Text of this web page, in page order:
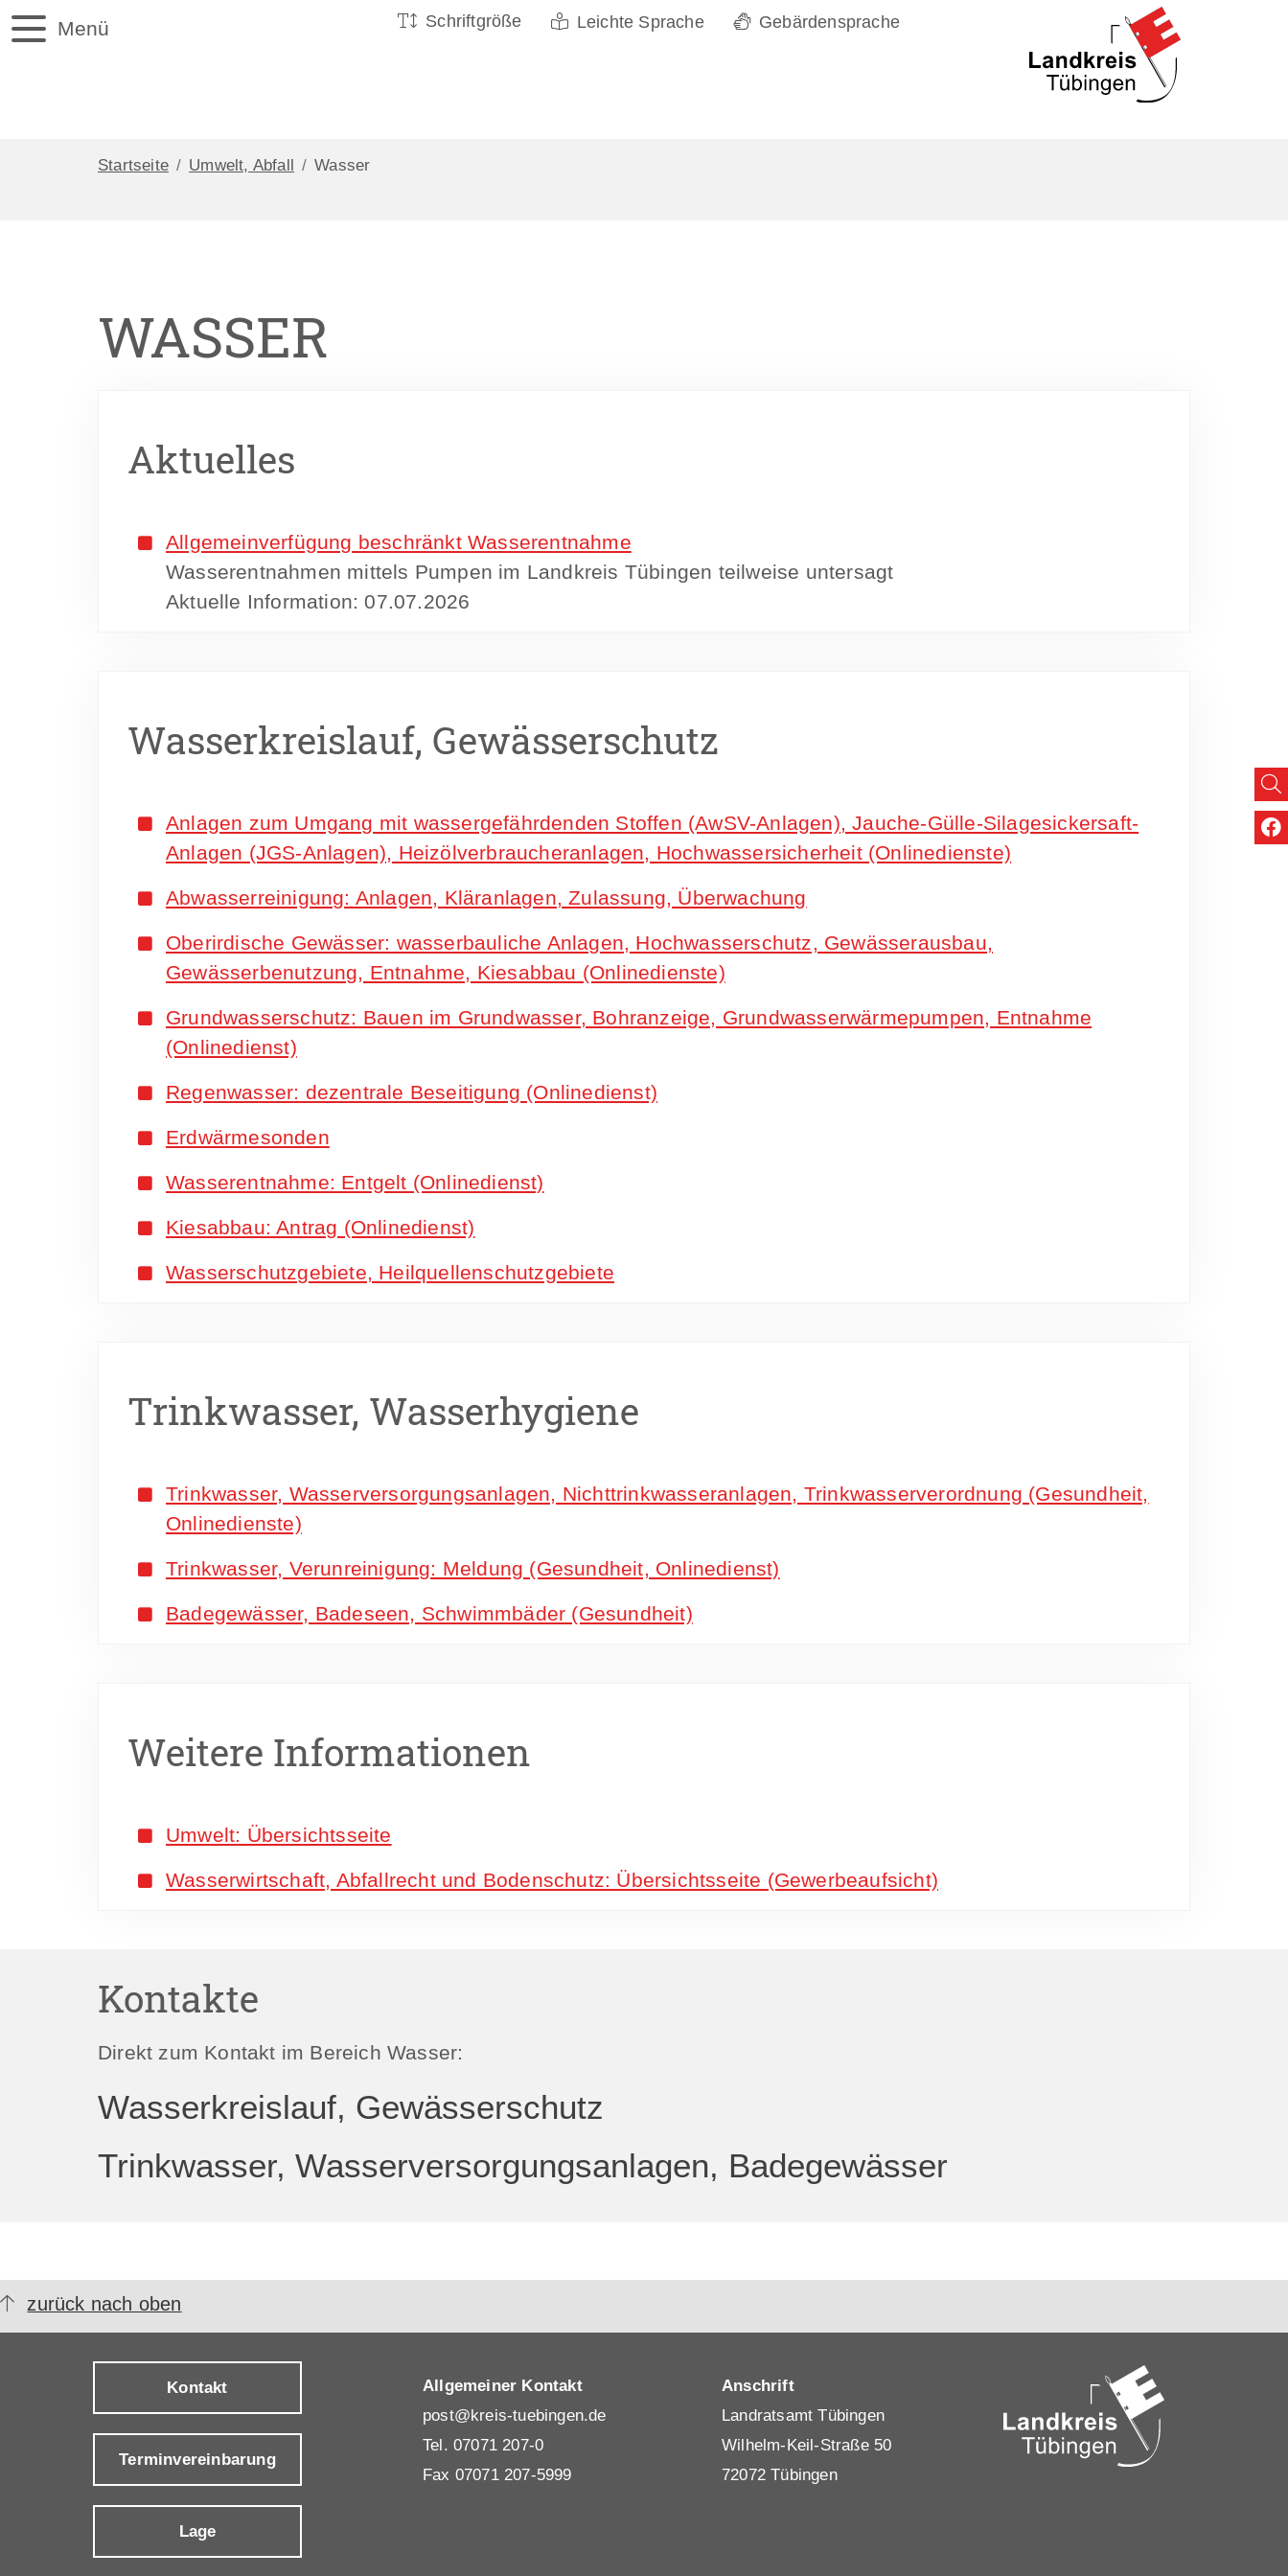
Menü Schriftgröße Leichte Sprache Gebärdensprache
Startseite Umwelt, Abfall Wasser
WASSER
Aktuelles
Allgemeinverfügung beschränkt Wasserentnahme
Wasserentnahmen mittels Pumpen im Landkreis Tübingen teilweise untersagt
Aktuelle Information: 07.07.2026
Wasserkreislauf, Gewässerschutz
Anlagen zum Umgang mit wassergefährdenden Stoffen (AwSV-Anlagen), Jauche-Gülle-Silagesickersaft-
Anlagen (JGS-Anlagen), Heizölverbraucheranlagen, Hochwassersicherheit (Onlinedienste)
Abwasserreinigung: Anlagen, Kläranlagen, Zulassung, Überwachung
Oberirdische Gewässer: wasserbauliche Anlagen, Hochwasserschutz, Gewässerausbau,
Gewässerbenutzung, Entnahme, Kiesabbau (Onlinedienste)
Grundwasserschutz: Bauen im Grundwasser, Bohranzeige, Grundwasserwärmepumpen, Entnahme
(Onlinedienst)
Regenwasser: dezentrale Beseitigung (Onlinedienst)
Erdwärmesonden
Wasserentnahme: Entgelt (Onlinedienst)
Kiesabbau: Antrag (Onlinedienst)
Wasserschutzgebiete, Heilquellenschutzgebiete
Trinkwasser, Wasserhygiene
Trinkwasser, Wasserversorgungsanlagen, Nichttrinkwasseranlagen, Trinkwasserverordnung (Gesundheit,
Onlinedienste)
Trinkwasser, Verunreinigung: Meldung (Gesundheit, Onlinedienst)
Badegewässer, Badeseen, Schwimmbäder (Gesundheit)
Weitere Informationen
Umwelt: Übersichtsseite
Wasserwirtschaft, Abfallrecht und Bodenschutz: Übersichtsseite (Gewerbeaufsicht)
Kontakte
Direkt zum Kontakt im Bereich Wasser:
Wasserkreislauf, Gewässerschutz
Trinkwasser, Wasserversorgungsanlagen, Badegewässer
zurück nach oben
Kontakt
Terminvereinbarung
Lage
Allgemeiner Kontakt
post@kreis-tuebingen.de
Tel. 07071 207-0
Fax 07071 207-5999
Anschrift
Landratsamt Tübingen
Wilhelm-Keil-Straße 50
72072 Tübingen